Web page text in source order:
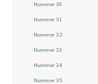
Nummer 30
Nummer 31
Nummer 32
Nummer 33
Nummer 34
Nummer 35